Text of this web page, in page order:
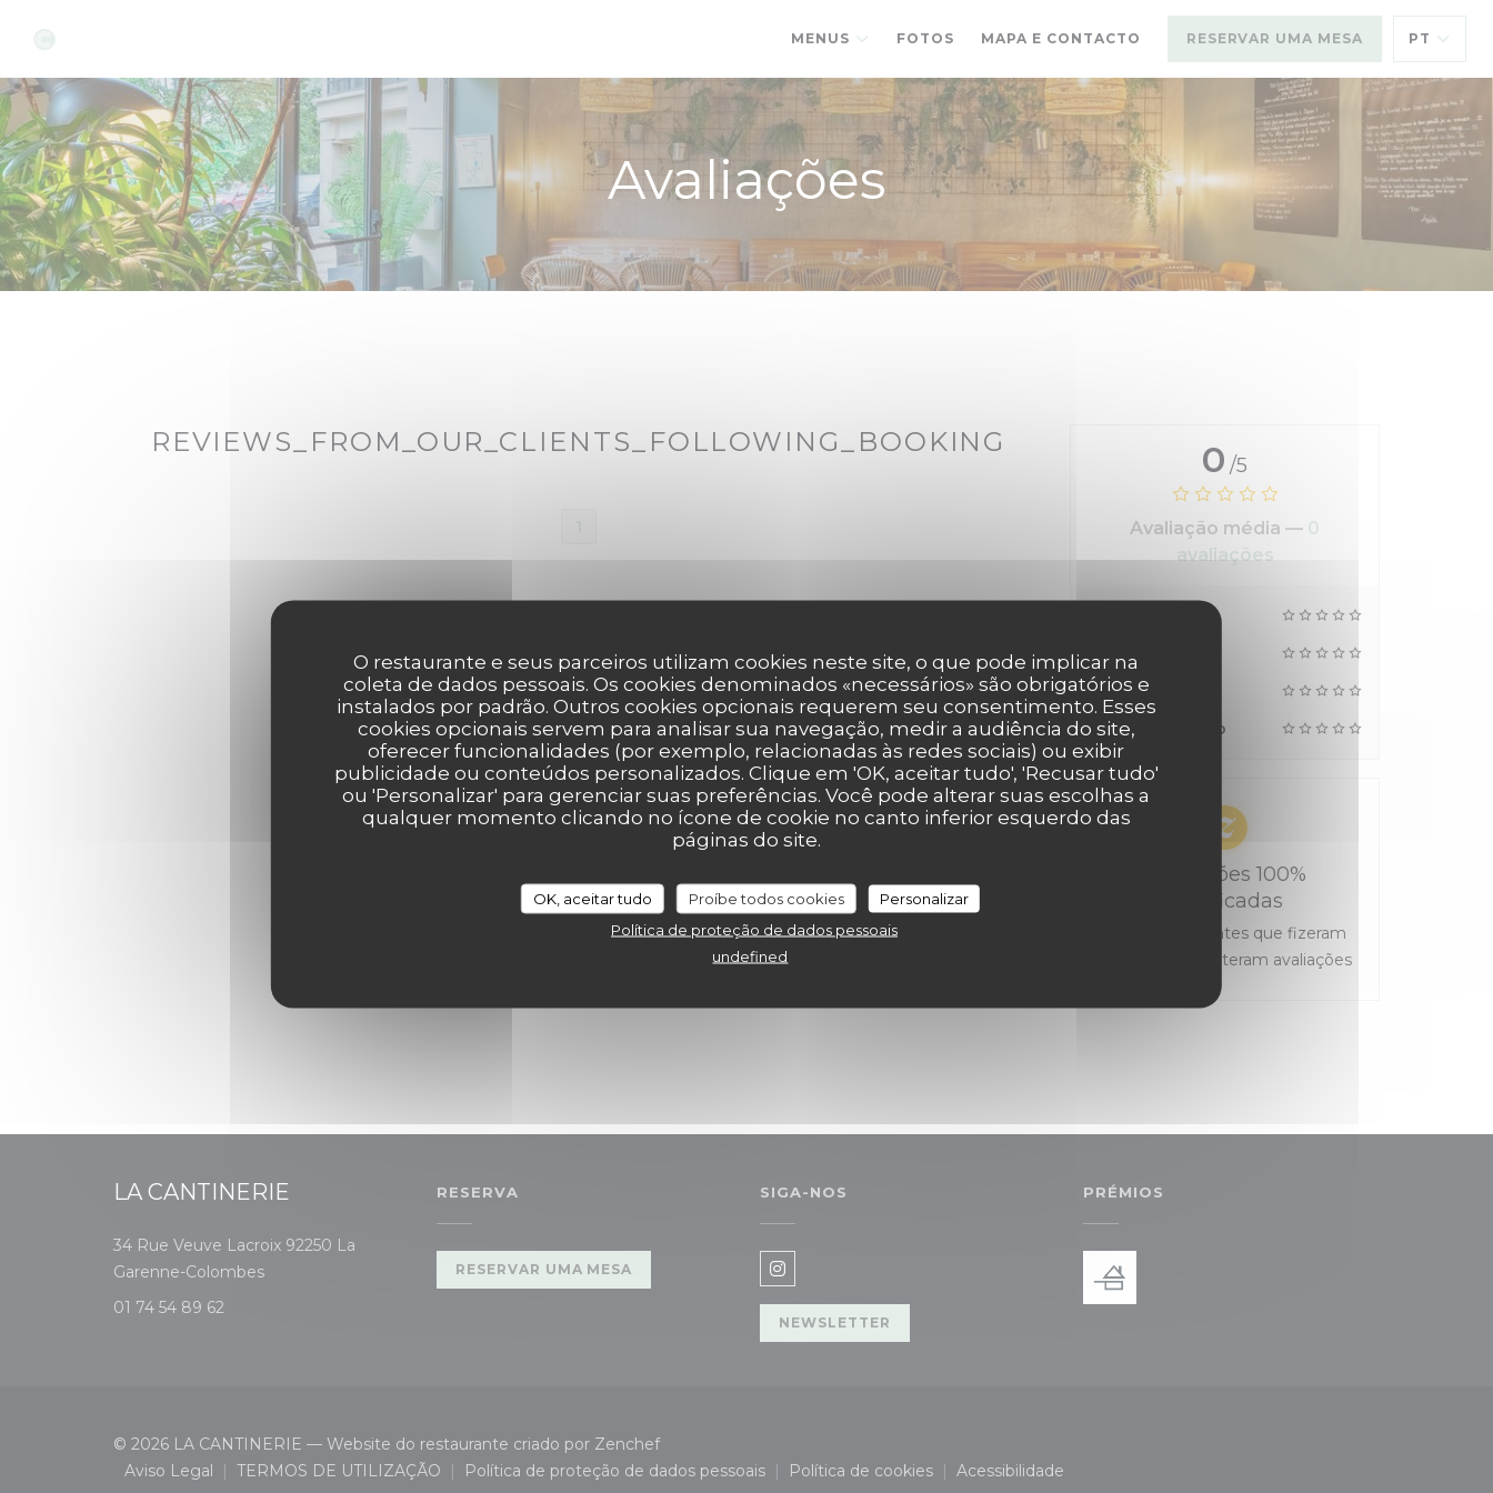
O restaurante e seus parceiros utilizam cookies neste site, o que pode implicar na
coleta de dados pessoais. Os cookies denominados «necessários» são obrigatórios e
instalados por padrão. Outros cookies opcionais requerem seu consentimento. Esses
cookies opcionais servem para analisar sua navegação, medir a audiência do site,
oferecer funcionalidades (por exemplo, relacionadas às redes sociais) ou exibir
publicidade ou conteúdos personalizados. Clique em 'OK, aceitar tudo', 'Recusar tudo'
ou 'Personalizar' para gerenciar suas preferências. Você pode alterar suas escolhas a
qualquer momento clicando no ícone de cookie no canto inferior esquerdo das
páginas do site.
OK, aceitar tudo Proíbe todos cookies
Personalizar
Política de proteção de dados pessoais
undefined
MENUS FOTOS MAPA E CONTACTO RESERVAR UMA MESA PT
Avaliações
REVIEWS_FROM_OUR_CLIENTS_FOLLOWING_BOOKING 0 /5
Avaliação média — 0
avaliações
Menus
Qualidade/Preço
Avaliações 100%
certificadas
Apenas os clientes que fizeram
reservas submeteram avaliações
LA CANTINERIE
34 Rue Veuve Lacroix 92250 La
Garenne-Colombes((abre numa nova janela))
01 74 54 89 62
RESERVA
RESERVAR UMA MESA
SIGA-NOS
Instagram ((abre numa nova janela))
NEWSLETTER
PRÉMIOS
© 2026 LA CANTINERIE — Website do restaurante criado por Zenchef((abre numa nova janela))
Aviso Legal
((abre numa nova janela))
TERMOS DE UTILIZAÇÃO
((abre numa nova janela))
Política de proteção de dados pessoais
((abre numa nova janela))
Política de cookies
((abre numa nova janela))
Acessibilidade
((abre numa nova janela))